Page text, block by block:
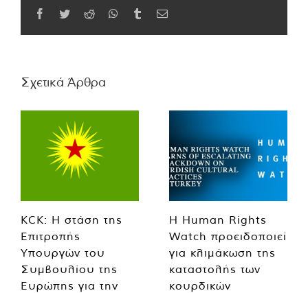
Facebook
TwitterReddit WhatsApp
TumblrEmail
Σχετικά Άρθρα
KCK: Η στάση της
Επιτροπής
Υπουργών του
Συμβουλίου της
Ευρώπης για την
Η Human Rights
Watch προειδοποιεί
για κλιμάκωση της
καταστολής των
κουρδικών